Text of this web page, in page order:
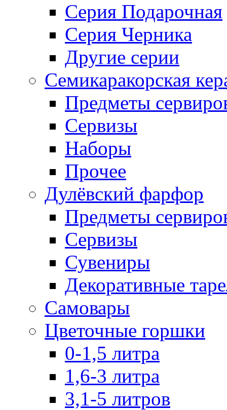
Серия Подарочная
Серия Черника
Другие серии
Семикаракорская
Предметы
Сервизы
Наборы
Прочее
Дулёвский фарфор
Предметы
Сервизы
Сувениры
Декоративные
Самовары
Цветочные горшки
0-1,5 литра
1,6-3 литра
3,1-5 литров